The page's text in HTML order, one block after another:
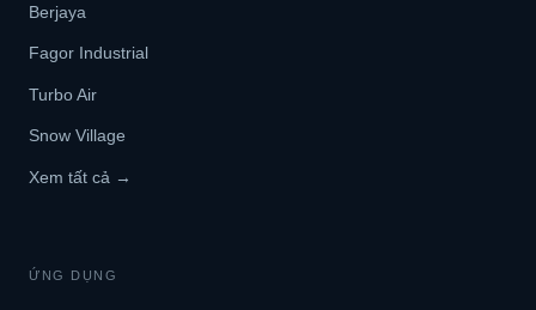
Berjaya
Fagor Industrial
Turbo Air
Snow Village
Xem tất cả →
ỨNG DỤNG